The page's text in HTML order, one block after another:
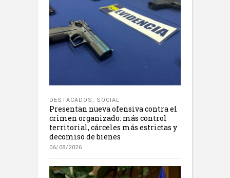
DESTACADOS , SOCIAL
Presentan nueva ofensiva contra el
crimen organizado: más control
territorial, cárceles más estrictas y
decomiso de bienes
06/08/2026